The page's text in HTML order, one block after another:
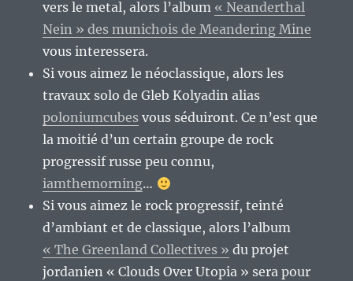
vers le metal, alors l’album « Neanderthal
Nein » des munichois de Meandering Mine
vous interessera.
Si vous aimez le néoclassique, alors les
travaux solo de Gleb Kolyadin alias
poloniumcubes vous séduiront. Ce n’est que
la moitié d’un certain groupe de rock
progressif russe peu connu,
iamthemorning…
Si vous aimez le rock progressif, teinté
d’ambiant et de classique, alors l’album
« The Greenland Collectives » du projet
jordanien « Clouds Over Utopia » sera pour